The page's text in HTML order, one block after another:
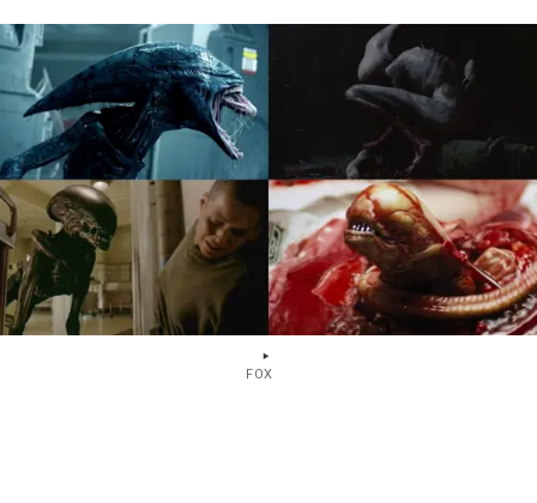
FOX